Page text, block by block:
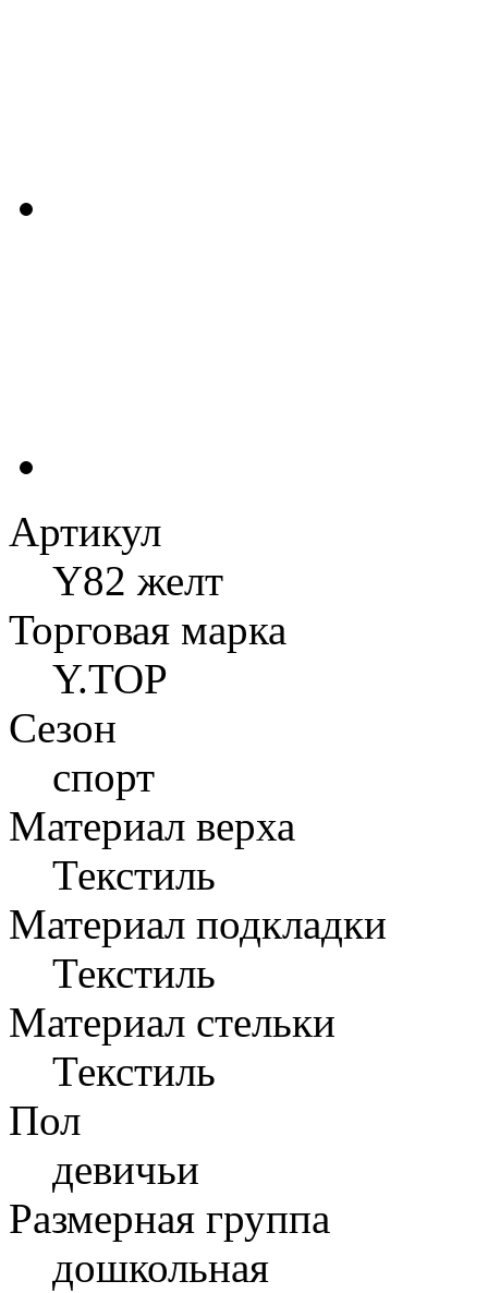
Артикул
Y82 желт
Торговая марка
Y.TOP
Сезон
спорт
Материал верха
Текстиль
Материал подкладки
Текстиль
Материал стельки
Текстиль
Пол
девичьи
Размерная группа
дошкольная